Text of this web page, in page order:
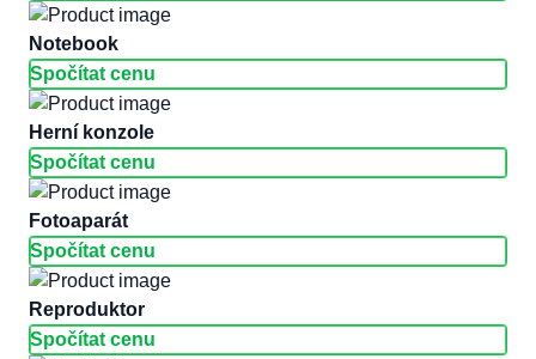
notebook
Spočítat cenu
herní konzole
Spočítat cenu
fotoaparát
Spočítat cenu
reproduktor
Spočítat cenu